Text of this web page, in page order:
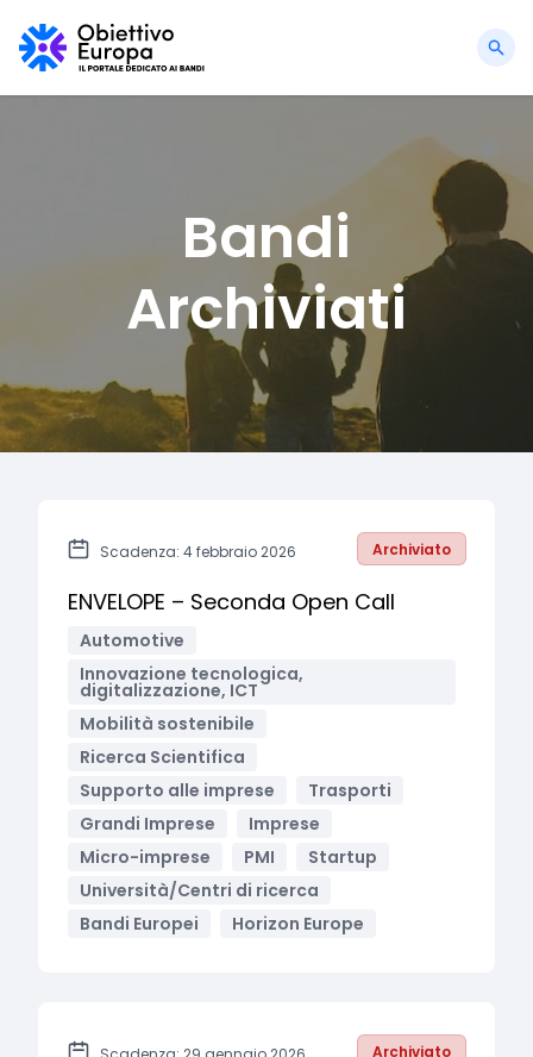
Bandi
Archiviati
Scadenza: 4 febbraio 2026 Archiviato
ENVELOPE – Seconda Open Call
Automotive
Innovazione tecnologica,
digitalizzazione, ICT
Mobilità sostenibile
Ricerca Scientifica
Supporto alle imprese
Trasporti
Grandi Imprese
Imprese
Micro-imprese
PMI
Startup
Università/Centri di ricerca
Bandi Europei
Horizon Europe
Archiviato